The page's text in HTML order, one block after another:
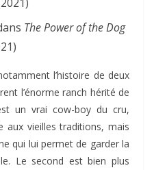
The Power of the Dog
l’histoire de deux
l’énorme ranch hérité de
un vrai cow-boy du cru,
aux vieilles traditions, mais
qui lui permet de garder la
Le second est bien plus